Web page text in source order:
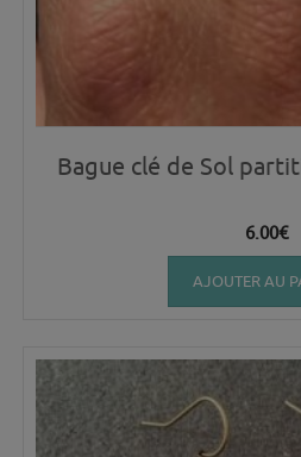
Bague clé de Sol
6.00€
AJOUTER AU